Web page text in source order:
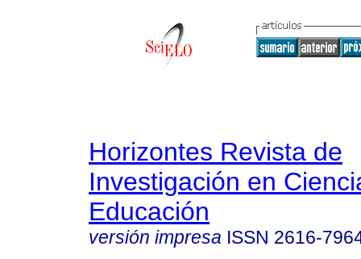
Horizontes Revista de
Investigación en
Educación
versión impresa ISSN 2616-